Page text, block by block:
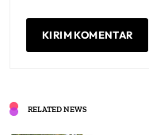
RELATED NEWS